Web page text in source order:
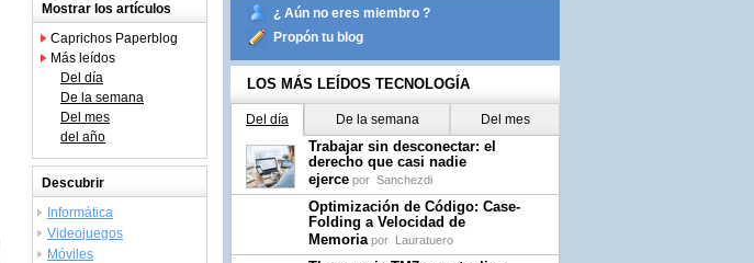
Mostrar los artículos
Caprichos Paperblog
Más leídos
Del día
De la semana
Del mes
del año
Descubrir
Informática
Videojuegos
Móviles
¿ Aún no eres miembro ?
Propón tu blog
LOS MÁS LEÍDOS TECNOLOGÍA
Del día De la semana Del mes
Trabajar sin desconectar: el
derecho que casi nadie
ejerce por Sanchezdi
Optimización de Código: Case-
Folding a Velocidad de
Memoria por Lauratuero